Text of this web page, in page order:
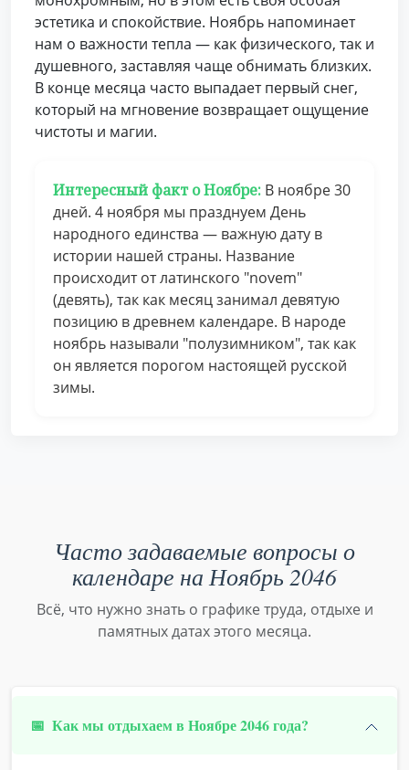
эстетика и спокойствие. Ноябрь напоминает
нам о важности тепла — как физического, так и
душевного, заставляя чаще обнимать близких.
В конце месяца часто выпадает первый снег,
который на мгновение возвращает ощущение
чистоты и магии.
Интересный факт о Ноябре: В ноябре 30
дней. 4 ноября мы празднуем День
народного единства — важную дату в
истории нашей страны. Название
происходит от латинского "novem"
(девять), так как месяц занимал девятую
позицию в древнем календаре. В народе
ноябрь называли "полузимником", так как
он является порогом настоящей русской
зимы.
Часто задаваемые вопросы о
календаре на Ноябрь 2046
Всё, что нужно знать о графике труда, отдыхе и
памятных датах этого месяца.
📅 Как мы отдыхаем в Ноябре 2046 года?